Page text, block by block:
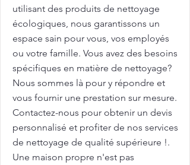
utilisant des produits de nettoyage
écologiques, nous garantissons un
espace sain pour vous, vos employés
ou votre famille. Vous avez des besoins
spécifiques en matière de nettoyage?
Nous sommes là pour y répondre et
vous fournir une prestation sur mesure.
Contactez-nous pour obtenir un devis
personnalisé et profiter de nos services
de nettoyage de qualité supérieure !.
Une maison propre n'est pas